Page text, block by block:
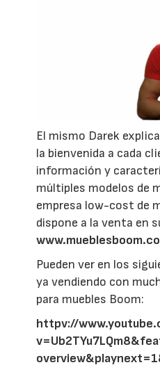
El mismo Darek
la bienvenida a cada
información y
múltiples modelos de
empresa low-cost de
dispone a la venta en
Pueden ver en los
ya vendiendo con
para muebles Boom:
httpv://